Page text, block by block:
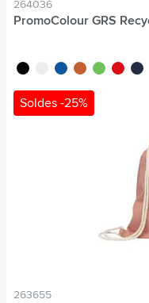
264036
PromoColour GRS
noir blancbleu orangevert clairrouge
Soldes -25%
263655